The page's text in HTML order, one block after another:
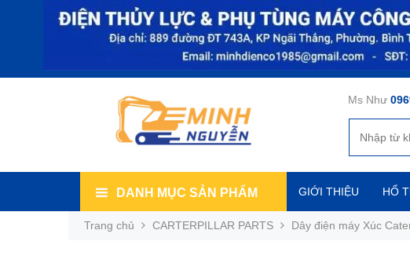
Ms Như
DANH MỤC SẢN PHẨM GIỚI THIỆU HỔ
Trang chủ CARTERPILLAR PARTS Dây điện máy Xúc